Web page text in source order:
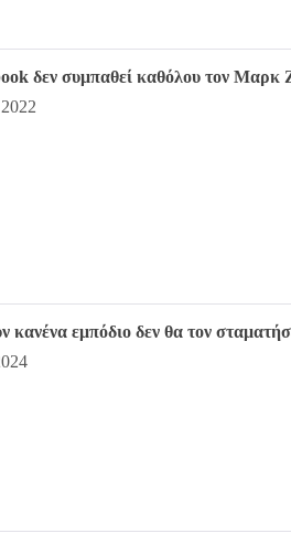
δεν συμπαθεί καθόλου τον Μαρκ
κανένα εμπόδιο δεν θα τον